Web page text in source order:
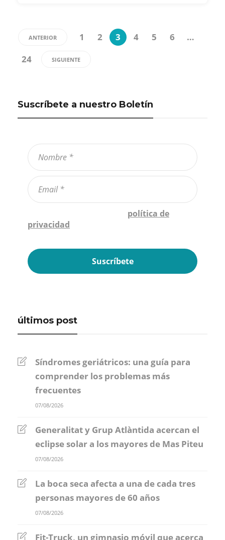
ANTERIOR 1 2 3 4 5 6
…
24
SIGUIENTE
Suscríbete a nuestro Boletín
política de
privacidad
últimos post
Síndromes geriátricos: una guía para
comprender los problemas más
frecuentes
07/08/2026
Generalitat y Grup Atlàntida acercan el
eclipse solar a los mayores de Mas Piteu
07/08/2026
La boca seca afecta a una de cada tres
personas mayores de 60 años
07/08/2026
Fit-Truck, un gimnasio móvil que acerca